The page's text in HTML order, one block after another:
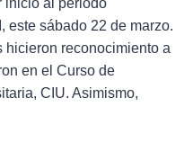
este sábado 22 de marzo.
hicieron reconocimiento a
en el Curso de
CIU. Asimismo,